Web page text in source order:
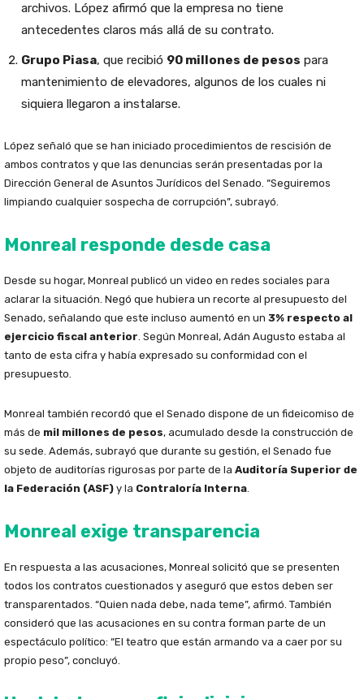
archivos. López afirmó que la empresa no tiene
antecedentes claros más allá de su contrato.
Grupo Piasa, que recibió 90 millones de pesos para
mantenimiento de elevadores, algunos de los cuales ni
siquiera llegaron a instalarse.
López señaló que se han iniciado procedimientos de rescisión de
ambos contratos y que las denuncias serán presentadas por la
Dirección General de Asuntos Jurídicos del Senado. “Seguiremos
limpiando cualquier sospecha de corrupción”, subrayó.
Monreal responde desde casa
Desde su hogar, Monreal publicó un video en redes sociales para
aclarar la situación. Negó que hubiera un recorte al presupuesto del
Senado, señalando que este incluso aumentó en un 3% respecto al
ejercicio fiscal anterior. Según Monreal, Adán Augusto estaba al
tanto de esta cifra y había expresado su conformidad con el
presupuesto.
Monreal también recordó que el Senado dispone de un fideicomiso de
más de mil millones de pesos, acumulado desde la construcción de
su sede. Además, subrayó que durante su gestión, el Senado fue
objeto de auditorías rigurosas por parte de la Auditoría Superior de
la Federación (ASF) y la Contraloría Interna.
Monreal exige transparencia
En respuesta a las acusaciones, Monreal solicitó que se presenten
todos los contratos cuestionados y aseguró que estos deben ser
transparentados. “Quien nada debe, nada teme”, afirmó. También
consideró que las acusaciones en su contra forman parte de un
espectáculo político: “El teatro que están armando va a caer por su
propio peso”, concluyó.